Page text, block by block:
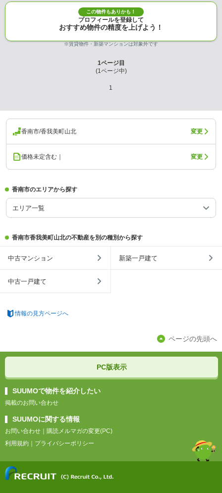
この物件もありかも！
プロフィールを登録して
おすすめ物件の精度を上げよう！
※賃貸物件・新築マンションは対象外です
1ページ目
(1ページ中)
1
香南市/香我美町山北 変更
価格未定含む｜ 変更
香南市のエリアから探す
エリア一覧
香南市香我美町山北の不動産を別の種別から探す
中古マンション 新築一戸建て
中古一戸建て
情報の見方ページへ
ページの先頭へ
PC版表示
SUUMOで物件を紹介したい
掲載のお問い合わせ
SUUMOに関する情報
お問い合わせ
購読メルマガの変更(PC)
利用規約
プライバシーポリシー